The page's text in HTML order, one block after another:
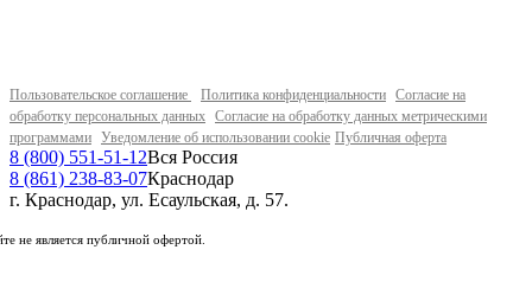
Пользовательское соглашение Политика конфиденциальности Согласие на
обработку персональных данных Согласие на обработку данных метрическими
программами Уведомление об использовании cookie Публичная оферта
8 (800) 551-51-12Вся Россия
8 (861) 238-83-07Краснодар
г. Краснодар, ул. Есаульская, д. 57.
не является публичной офертой.